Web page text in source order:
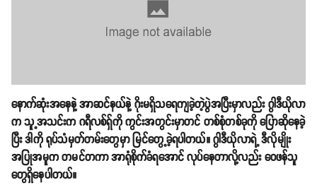
နောက်ဆုံးအနေနဲ့ အာဆင်နယ်နဲ့ ဂိုးမရှိသရေကျခဲ့တဲ့ပွဲအပြီးမှာလည်း ဂွါဒီယိုလာ
က သူ့အသင်းက ဂရီလစ်ရှ်ကို ကွင်းအတွင်းမှာတင် တစ်စုံတစ်ခုကို ပြောဆိုနေခဲ့
ပြီး ဒါကို ရုပ်သံမှတ်တမ်းတွေမှာ မြင်တွေ့ခဲ့ရပါတယ်။​ ဂွါဒီယိုလာရဲ့ ဒီလိုမျိုး
အပြုအမူက တမင်တကာ အာရုံစိုက်ခံရအောင် လုပ်နေတာလို့လည်း ဝေဖန်သူ
တွေရှိနေပါတယ်။